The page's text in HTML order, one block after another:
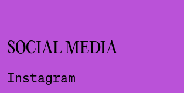
SOCIAL MEDIA
Instagram